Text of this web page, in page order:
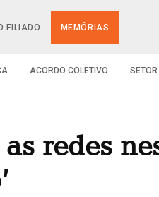
FILIADO MEMÓRIAS
ACORDO COLETIVO
redes